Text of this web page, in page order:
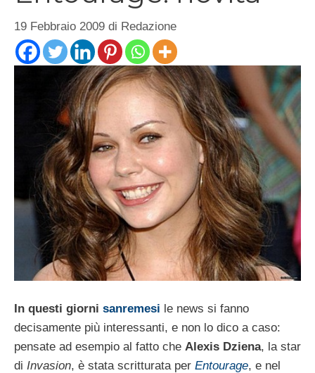
19 Febbraio 2009 di Redazione
In questi giorni sanremesi le news si fanno
decisamente più interessanti, e non lo dico a caso:
pensate ad esempio al fatto che Alexis Dziena, la star
di Invasion, è stata scritturata per Entourage, e nel